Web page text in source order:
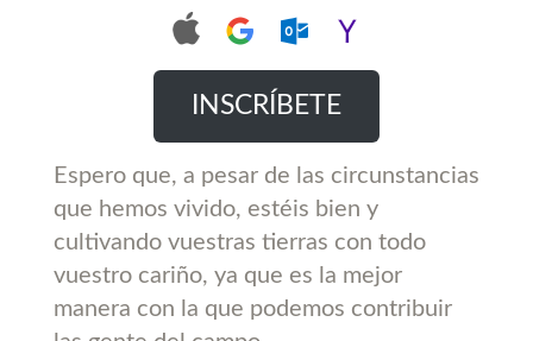
INSCRÍBETE
Espero que, a pesar de las circunstancias
que hemos vivido, estéis bien y
cultivando vuestras tierras con todo
vuestro cariño, ya que es la mejor
manera con la que podemos contribuir